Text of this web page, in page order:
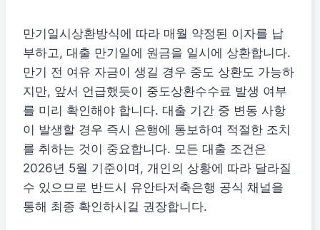
만기일시상환방식에 따라 매월 약정된 이자를 납
부하고, 대출 만기일에 원금을 일시에 상환합니다.
만기 전 여유 자금이 생길 경우 중도 상환도 가능하
지만, 앞서 언급했듯이 중도상환수수료 발생 여부
를 미리 확인해야 합니다. 대출 기간 중 변동 사항
이 발생할 경우 즉시 은행에 통보하여 적절한 조치
를 취하는 것이 중요합니다. 모든 대출 조건은
2026년 5월 기준이며, 개인의 상황에 따라 달라질
수 있으므로 반드시 유안타저축은행 공식 채널을
통해 최종 확인하시길 권장합니다.